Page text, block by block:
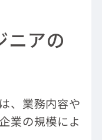
ニアの
、業務内容や
業の規模によ